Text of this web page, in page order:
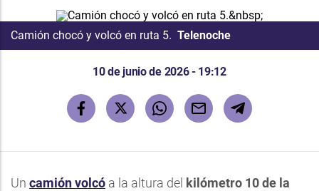
Camión chocó y volcó en ruta 5. Telenoche
10 de junio de 2026 - 19:12
Un camión volcó a la altura del kilómetro 10 de la